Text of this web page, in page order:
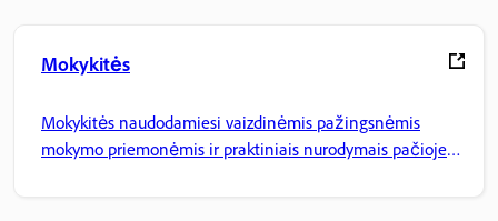
Mokykitės
Mokykitės naudodamiesi vaizdinėmis pažingsnėmis
mokymo priemonėmis ir praktiniais nurodymais pačioje